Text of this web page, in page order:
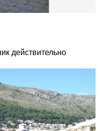
действительно